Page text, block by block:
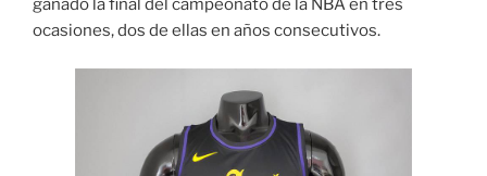
ganado la final del campeonato de la NBA en tres
ocasiones, dos de ellas en años consecutivos.